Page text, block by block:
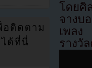
โดยศิ
จางบ
เพล
รางวั
อติดตาม
ด้ที่นี่